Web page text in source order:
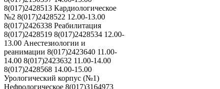
8(017)2428513 Кардиологическое
№2 8(017)2428522 12.00-13.00
8(017)2426338 Реабилитация
8(017)2428519 8(017)2428534 12.00-
13.00 Анестезиологии и
реанимации 8(017)2423640 11.00-
14.00 8(017)2423632 11.00-14.00
8(017)2428568 14.00-15.00
Урологический корпус (№1)
Нефрологическое 8(017)3164973